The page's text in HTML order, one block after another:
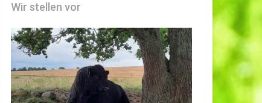
Wir stellen vor